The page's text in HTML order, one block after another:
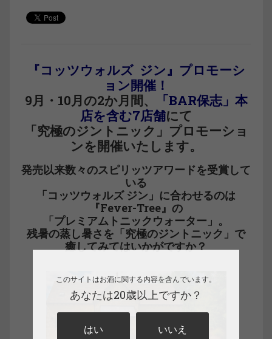
『コッツウォルズ ジン』プロモーシ
ョン開催！
9月・10月の2か月間、
「BAR保志」本
店を含む7店舗にて
「究極のジントニック」 プロモーショ
ンを開催いたします。
発売以来数々のスピリッツアワードを受賞して
いる
「コッツウォルズ ジン」に合わせるのは
『Fever-Tree』の
「プレミアムトニックウォーター」。
残暑の蒸し暑さを「究極のジントニック」で
癒してみてはいかがですか？
このサイトはお酒に関する内容を含んでいます。
あなたは20歳以上ですか？
はい いいえ